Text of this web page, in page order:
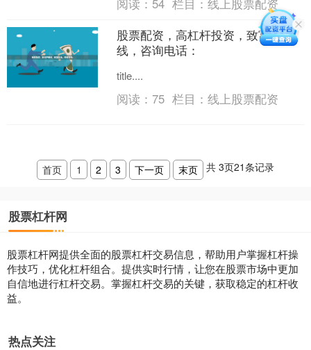
收益的热门选择。本文将为您....
阅读： 54 栏目：线上股票配资
股票配资，高杠杆投资，致富热
线，咨询电话：
title....
阅读：75 栏目：线上股票配资
首页 1 2 3 下一页 末页 共 3页21条记录
股票杠杆网
股票杠杆网提供全面的股票杠杆交易信息，帮助用户掌握杠杆操
作技巧，优化杠杆组合。提供实时行情，让您在股票市场中更加
自信地进行杠杆交易。掌握杠杆交易的关键，获取稳定的杠杆收
益。
热点关注